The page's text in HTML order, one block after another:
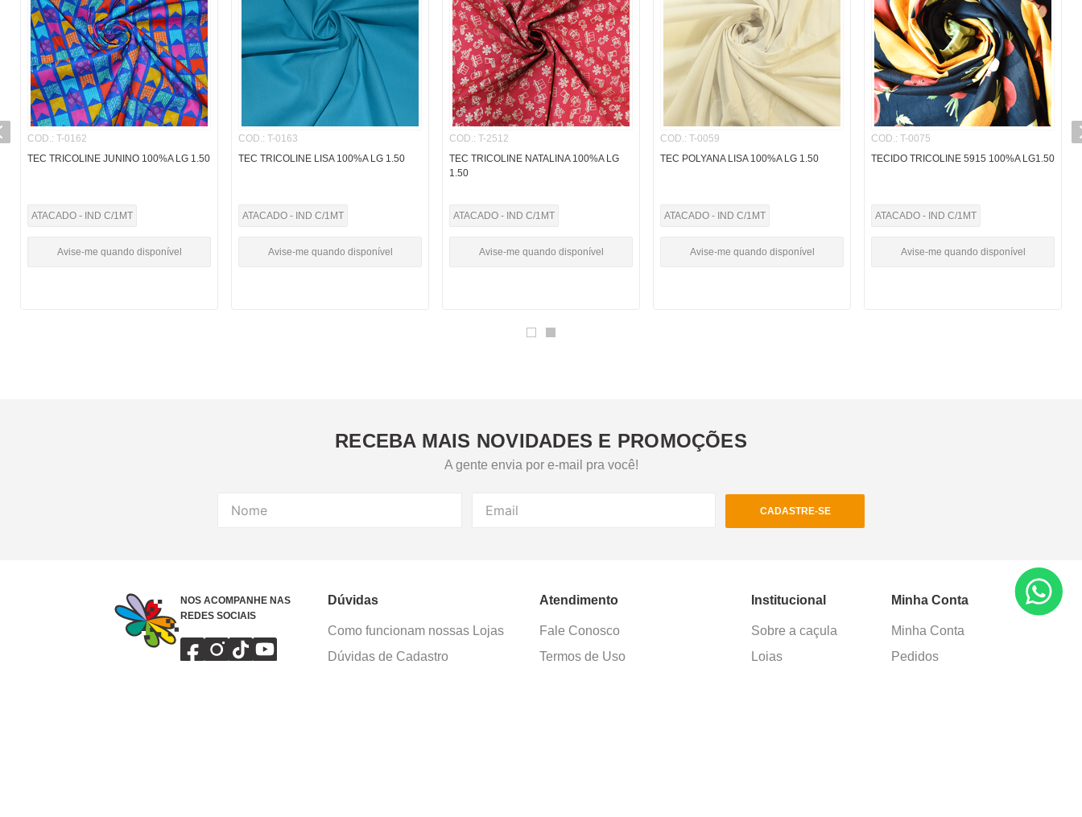
COD.: T-0162
TEC TRICOLINE JUNINO 100%A LG 1.50
ATACADO - IND C/1MT
Avise-me quando disponível
COD.: T-0163
TEC TRICOLINE LISA 100%A LG 1.50
ATACADO - IND C/1MT
Avise-me quando disponível
COD.: T-2512
TEC TRICOLINE NATALINA 100%A LG
1.50
ATACADO - IND C/1MT
Avise-me quando disponível
COD.: T-0059
TEC POLYANA LISA 100%A LG 1.50
ATACADO - IND C/1MT
Avise-me quando disponível
COD.: T-0075
TECIDO TRICOLINE 5915 100%A LG1.50
ATACADO - IND C/1MT
Avise-me quando disponível
RECEBA MAIS NOVIDADES E PROMOÇÕES
A gente envia por e-mail pra você!
CADASTRE-SE
NOS ACOMPANHE NAS
REDES SOCIAIS
Dúvidas
Como funcionam nossas Lojas
Dúvidas de Cadastro
Atendimento
Fale Conosco
Termos de Uso
Institucional
Sobre a caçula
Lojas
Minha Conta
Minha Conta
Pedidos